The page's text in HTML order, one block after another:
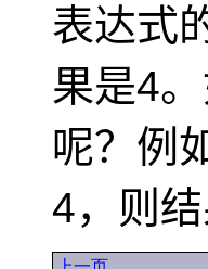
表达式
果是4
呢？例
4，则结